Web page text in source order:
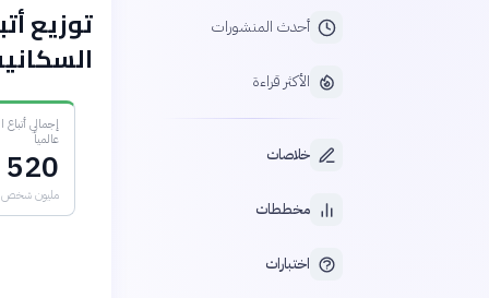
أحدث المنشورات
الأكثر قراءة
خلاصات
مخططات
اختبارات
توزيع
السكانية
إجمالي أتباع
عالمياً
520
مليون شخص